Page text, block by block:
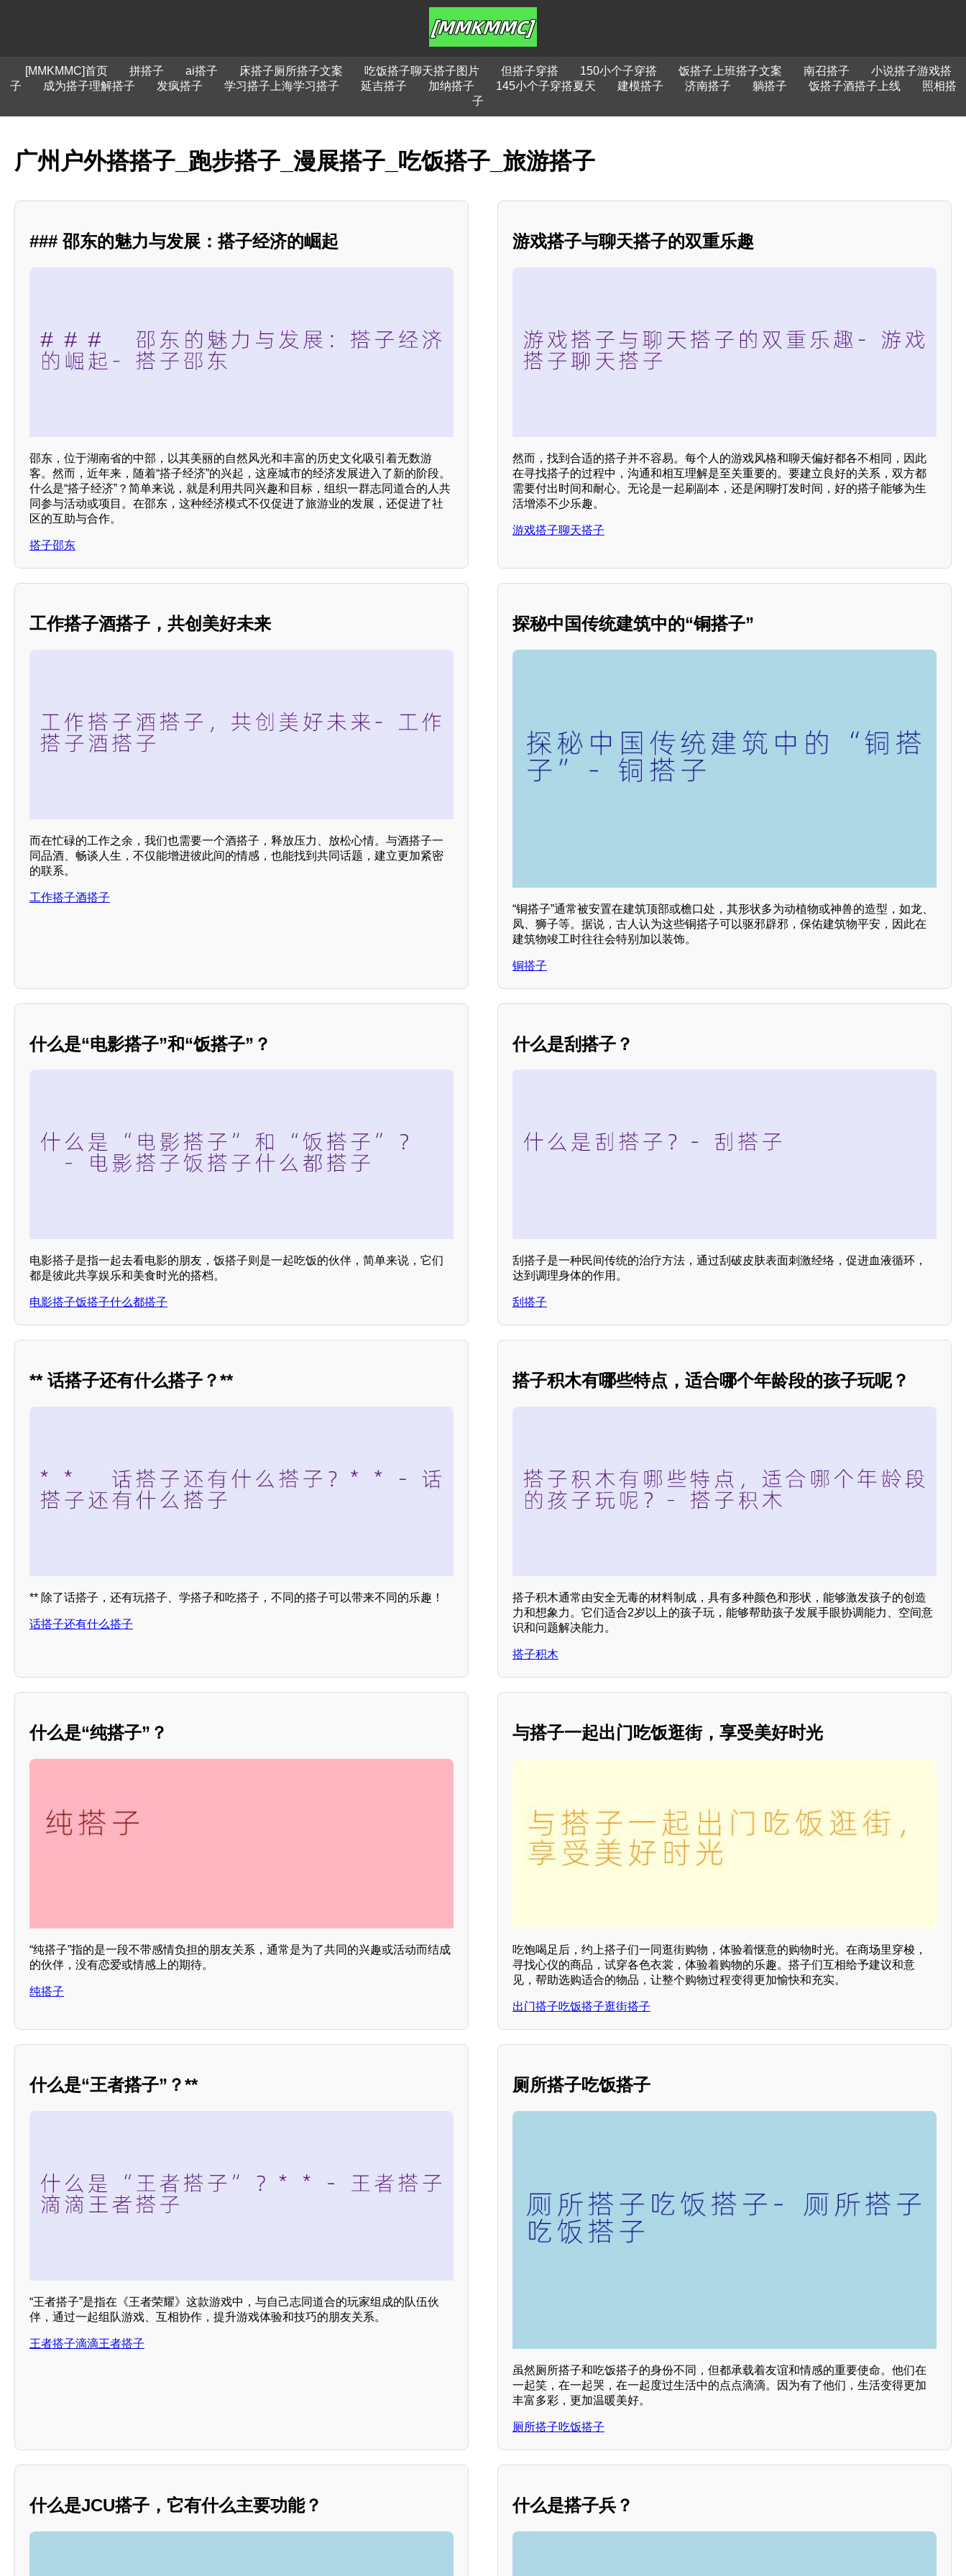
[MMKMMC]首页 拼搭子 ai搭子 床搭子厕所搭子文案 吃饭搭子聊天搭子图片 但搭子穿搭 150小个子穿搭 饭搭子上班搭子文案 南召搭子
小说搭子游戏搭
子
成为搭子理解搭子 发疯搭子 学习搭子上海学习搭子 延吉搭子 加纳搭子 145小个子穿搭夏天 建模搭子 济南搭子 躺搭子 饭搭子酒搭子上线
照相搭
子
广州户外搭搭子_跑步搭子_漫展搭子_吃饭搭子_旅游搭子
### 邵东的魅力与发展：搭子经济的崛起
邵东，位于湖南省的中部，以其美丽的自然风光和丰富的历史文化吸引着无数游
客。然而，近年来，随着“搭子经济”的兴起，这座城市的经济发展进入了新的阶段。
什么是“搭子经济”？简单来说，就是利用共同兴趣和目标，组织一群志同道合的人共
同参与活动或项目。在邵东，这种经济模式不仅促进了旅游业的发展，还促进了社
区的互助与合作。
搭子邵东
游戏搭子与聊天搭子的双重乐趣
然而，找到合适的搭子并不容易。每个人的游戏风格和聊天偏好都各不相同，因此
在寻找搭子的过程中，沟通和相互理解是至关重要的。要建立良好的关系，双方都
需要付出时间和耐心。无论是一起刷副本，还是闲聊打发时间，好的搭子能够为生
活增添不少乐趣。
游戏搭子聊天搭子
工作搭子酒搭子，共创美好未来
而在忙碌的工作之余，我们也需要一个酒搭子，释放压力、放松心情。与酒搭子一
同品酒、畅谈人生，不仅能增进彼此间的情感，也能找到共同话题，建立更加紧密
的联系。
工作搭子酒搭子
探秘中国传统建筑中的“铜搭子”
“铜搭子”通常被安置在建筑顶部或檐口处，其形状多为动植物或神兽的造型，如龙、
凤、狮子等。据说，古人认为这些铜搭子可以驱邪辟邪，保佑建筑物平安，因此在
建筑物竣工时往往会特别加以装饰。
铜搭子
什么是“电影搭子”和“饭搭子”？
电影搭子是指一起去看电影的朋友，饭搭子则是一起吃饭的伙伴，简单来说，它们
都是彼此共享娱乐和美食时光的搭档。
电影搭子饭搭子什么都搭子
什么是刮搭子？
刮搭子是一种民间传统的治疗方法，通过刮破皮肤表面刺激经络，促进血液循环，
达到调理身体的作用。
刮搭子
** 话搭子还有什么搭子？**
** 除了话搭子，还有玩搭子、学搭子和吃搭子，不同的搭子可以带来不同的乐趣！
话搭子还有什么搭子
搭子积木有哪些特点，适合哪个年龄段的孩子玩呢？
搭子积木通常由安全无毒的材料制成，具有多种颜色和形状，能够激发孩子的创造
力和想象力。它们适合2岁以上的孩子玩，能够帮助孩子发展手眼协调能力、空间意
识和问题解决能力。
搭子积木
什么是“纯搭子”？
“纯搭子”指的是一段不带感情负担的朋友关系，通常是为了共同的兴趣或活动而结成
的伙伴，没有恋爱或情感上的期待。
纯搭子
与搭子一起出门吃饭逛街，享受美好时光
吃饱喝足后，约上搭子们一同逛街购物，体验着惬意的购物时光。在商场里穿梭，
寻找心仪的商品，试穿各色衣裳，体验着购物的乐趣。搭子们互相给予建议和意
见，帮助选购适合的物品，让整个购物过程变得更加愉快和充实。
出门搭子吃饭搭子逛街搭子
什么是“王者搭子”？**
“王者搭子”是指在《王者荣耀》这款游戏中，与自己志同道合的玩家组成的队伍伙
伴，通过一起组队游戏、互相协作，提升游戏体验和技巧的朋友关系。
王者搭子滴滴王者搭子
厕所搭子吃饭搭子
虽然厕所搭子和吃饭搭子的身份不同，但都承载着友谊和情感的重要使命。他们在
一起笑，在一起哭，在一起度过生活中的点点滴滴。因为有了他们，生活变得更加
丰富多彩，更加温暖美好。
厕所搭子吃饭搭子
什么是JCU搭子，它有什么主要功能？ 什么是搭子兵？